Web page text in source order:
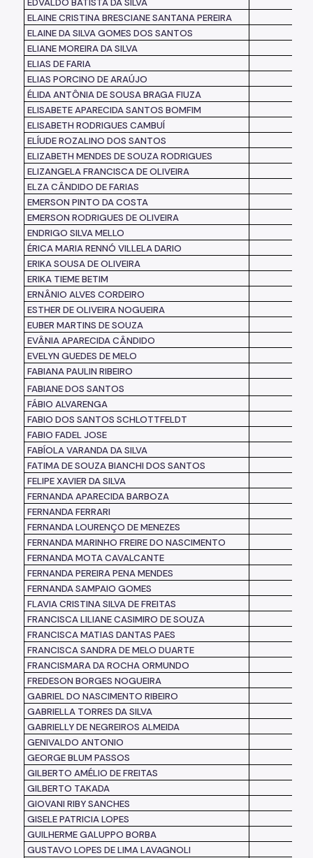
ELAINE CRISTINA BRESCIANE SANTANA PEREIRA
ELAINE DA SILVA GOMES DOS SANTOS
ELIANE MOREIRA DA SILVA
ELIAS DE FARIA
ELIAS PORCINO DE ARAÚJO
ÉLIDA ANTÔNIA DE SOUSA BRAGA FIUZA
ELISABETE APARECIDA SANTOS BOMFIM
ELISABETH RODRIGUES CAMBUÍ
ELÍUDE ROZALINO DOS SANTOS
ELIZABETH MENDES DE SOUZA RODRIGUES
ELIZANGELA FRANCISCA DE OLIVEIRA
ELZA CÂNDIDO DE FARIAS
EMERSON PINTO DA COSTA
EMERSON RODRIGUES DE OLIVEIRA
ENDRIGO SILVA MELLO
ÉRICA MARIA RENNÓ VILLELA DARIO
ERIKA SOUSA DE OLIVEIRA
ERIKA TIEME BETIM
ERNÂNIO ALVES CORDEIRO
ESTHER DE OLIVEIRA NOGUEIRA
EUBER MARTINS DE SOUZA
EVÂNIA APARECIDA CÂNDIDO
EVELYN GUEDES DE MELO
FABIANA PAULIN RIBEIRO
FABIANE DOS SANTOS
FÁBIO ALVARENGA
FABIO DOS SANTOS SCHLOTTFELDT
FABIO FADEL JOSE
FABÍOLA VARANDA DA SILVA
FATIMA DE SOUZA BIANCHI DOS SANTOS
FELIPE XAVIER DA SILVA
FERNANDA APARECIDA BARBOZA
FERNANDA FERRARI
FERNANDA LOURENÇO DE MENEZES
FERNANDA MARINHO FREIRE DO NASCIMENTO
FERNANDA MOTA CAVALCANTE
FERNANDA PEREIRA PENA MENDES
FERNANDA SAMPAIO GOMES
FLAVIA CRISTINA SILVA DE FREITAS
FRANCISCA LILIANE CASIMIRO DE SOUZA
FRANCISCA MATIAS DANTAS PAES
FRANCISCA SANDRA DE MELO DUARTE
FRANCISMARA DA ROCHA ORMUNDO
FREDESON BORGES NOGUEIRA
GABRIEL DO NASCIMENTO RIBEIRO
GABRIELLA TORRES DA SILVA
GABRIELLY DE NEGREIROS ALMEIDA
GENIVALDO ANTONIO
GEORGE BLUM PASSOS
GILBERTO AMÉLIO DE FREITAS
GILBERTO TAKADA
GIOVANI RIBY SANCHES
GISELE PATRICIA LOPES
GUILHERME GALUPPO BORBA
GUSTAVO LOPES DE LIMA LAVAGNOLI